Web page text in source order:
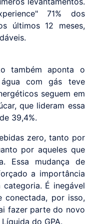
71% dos
últimos 12 meses,
também aponta o
água com gás teve
seguem em
que lideram essa
39,4%.
zero, tanto por
por aqueles que
Essa mudança de
a importância
É inegável
conectada, por isso,
fazer parte do novo
do GPA.